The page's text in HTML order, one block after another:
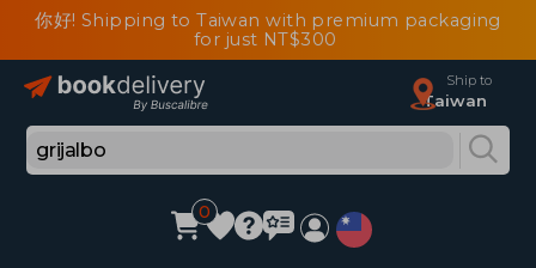
你好! Shipping to Taiwan with premium packaging
for just NT$300
Ship to
Taiwan
0